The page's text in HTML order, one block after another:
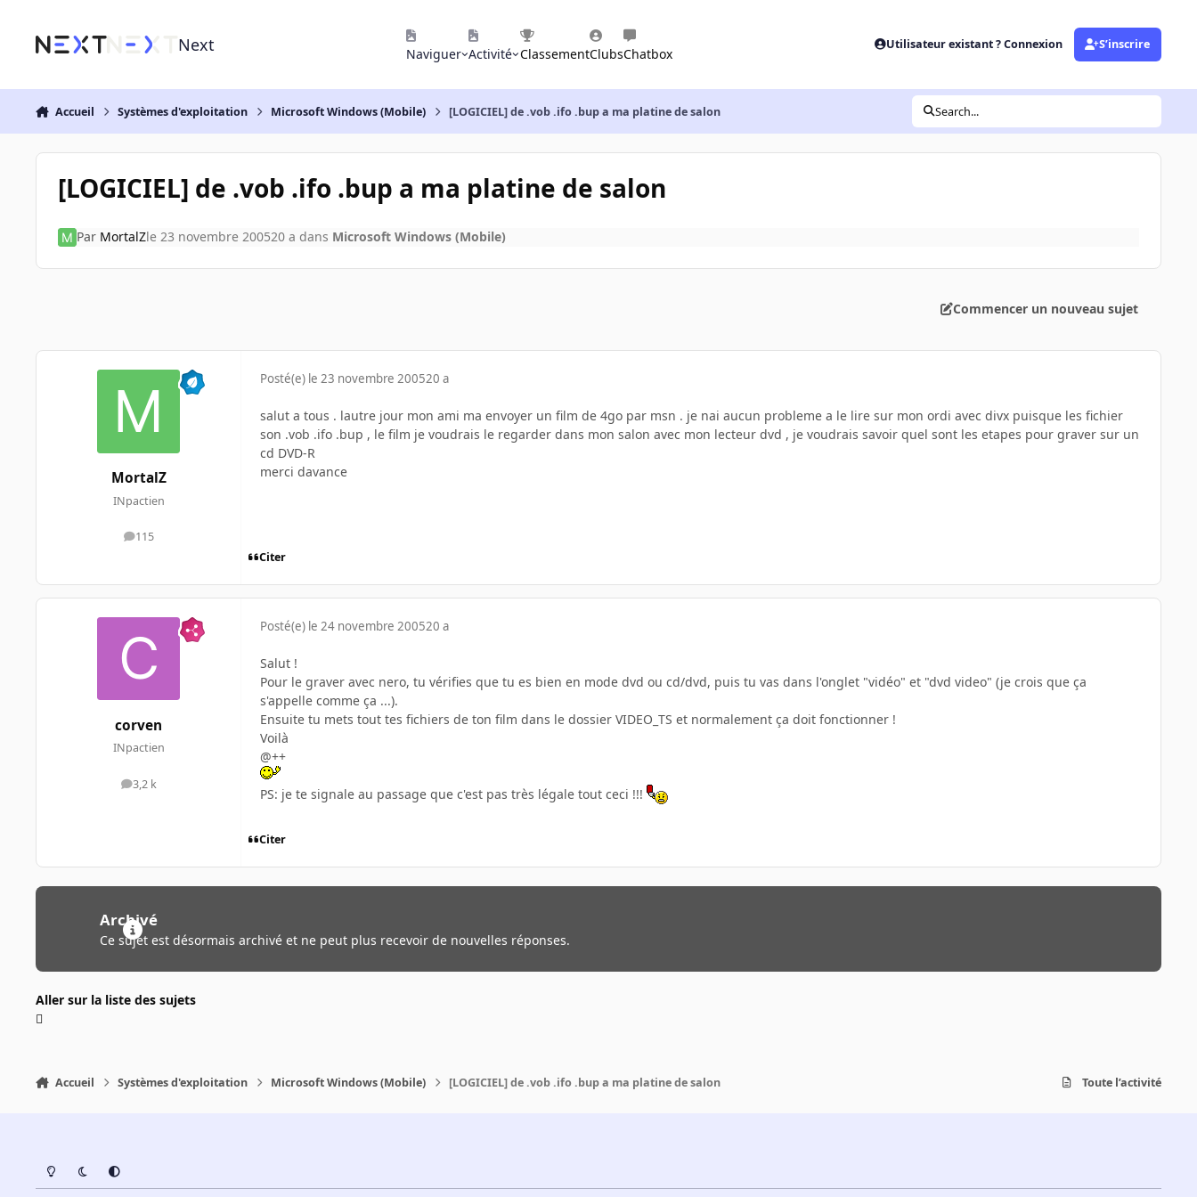
Next Naviguer Activité ClassementClubsChatbox
Utilisateur existant ? Connexion S’inscrire
Accueil Systèmes d'exploitation Microsoft Windows (Mobile) [LOGICIEL] de .vob .ifo .bup a ma platine de salon Search...
[LOGICIEL] de .vob .ifo .bup a ma platine de salon
Par MortalZle 23 novembre 200520 a dans Microsoft Windows (Mobile)
Commencer un nouveau sujet
MortalZ
INpactien
115
messages
Posté(e) le 23 novembre 200520 a
salut a tous . lautre jour mon ami ma envoyer un film de 4go par msn . je nai aucun probleme a le lire sur mon ordi avec divx puisque les fichier
son .vob .ifo .bup , le film je voudrais le regarder dans mon salon avec mon lecteur dvd , je voudrais savoir quel sont les etapes pour graver sur un
cd DVD-R
merci davance
Citer
corven
INpactien
3,2 k
messages
Posté(e) le 24 novembre 200520 a
Salut !
Pour le graver avec nero, tu vérifies que tu es bien en mode dvd ou cd/dvd, puis tu vas dans l'onglet "vidéo" et "dvd video" (je crois que ça
s'appelle comme ça ...).
Ensuite tu mets tout tes fichiers de ton film dans le dossier VIDEO_TS et normalement ça doit fonctionner !
Voilà
@++
PS: je te signale au passage que c'est pas très légale tout ceci !!!
Citer
Archivé
Ce sujet est désormais archivé et ne peut plus recevoir de nouvelles réponses.
Aller sur la liste des sujets
Accueil Systèmes d'exploitation Microsoft Windows (Mobile) [LOGICIEL] de .vob .ifo .bup a ma platine de salon Toute l’activité
Light ModeDark ModeSystem Preference